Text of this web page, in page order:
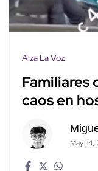
Alza La Voz
Familiares
caos en
May.